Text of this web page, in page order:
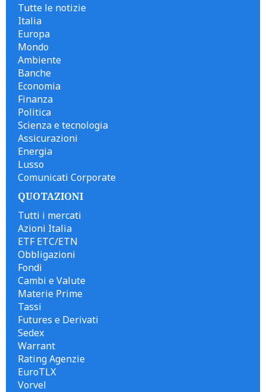
Tutte le notizie
Italia
Europa
Mondo
Ambiente
Banche
Economia
Finanza
Politica
Scienza e tecnologia
Assicurazioni
Energia
Lusso
Comunicati Corporate
QUOTAZIONI
Tutti i mercati
Azioni Italia
ETF ETC/ETN
Obbligazioni
Fondi
Cambi e Valute
Materie Prime
Tassi
Futures e Derivati
Sedex
Warrant
Rating Agenzie
EuroTLX
Vorvel